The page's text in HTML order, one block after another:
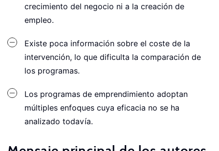
crecimiento del negocio ni a la creación de
empleo.
Existe poca información sobre el coste de la
intervención, lo que dificulta la comparación de
los programas.
Los programas de emprendimiento adoptan
múltiples enfoques cuya eficacia no se ha
analizado todavía.